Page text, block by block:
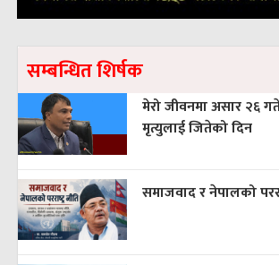
सम्बन्धित शिर्षक
मेरो जीवनमा असार २६
मृत्युलाई जितेको दिन
समाजवाद र नेपालको